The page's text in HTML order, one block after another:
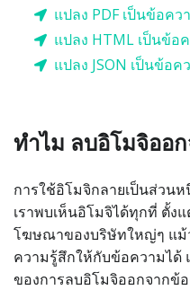
แปลง PDF เป็นข้อคว
แปลง HTML เป็นข้อ
แปลง JSON เป็นข้อค
ทำไม ลบอิโมจิออ
การใช้อิโมจิกลายเป็นส่วน
เราพบเห็นอิโมจิได้ทุกที่ ตั้ง
โฆษณาของบริษัทใหญ่ๆ แม้
ความรู้สึกให้กับข้อความไ
ของการลบอิโมจิออกจากข้